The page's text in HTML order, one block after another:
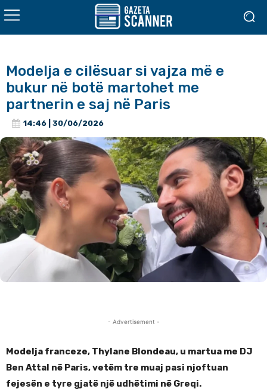
Modelja e cilësuar si vajza më e
bukur në botë martohet me
partnerin e saj në Paris
14:46 | 30/06/2026
- Advertisement -
Modelja franceze, Thylane Blondeau, u martua me DJ
Ben Attal në Paris, vetëm tre muaj pasi njoftuan
fejesën e tyre gjatë një udhëtimi në Greqi.